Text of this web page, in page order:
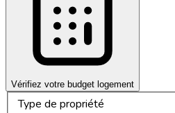
Vérifiez votre budget logement
Type de propriété